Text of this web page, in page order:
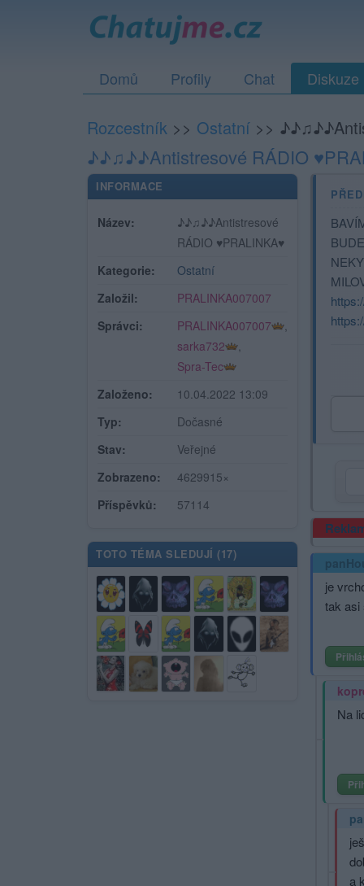
Domů Profily Chat Diskuze
Rozcestník >> Ostatní >>
♪♪♫♪♪Antistresové RÁDIO
INFORMACE
Název:
♪♪♫♪♪Antistresové
RÁDIO ♥PRALINKA♥
Kategorie:
Ostatní
Založil:
PRALINKA007007
Správci:
PRALINKA007007
,
sarka732
,
Spra-Tec
Založeno:
10.04.2022 13:09
Typ:
Dočasné
Stav:
Veřejné
Zobrazeno:
4629915×
Příspěvků:
57114
TOTO TÉMA SLEDUJÍ (17)
je
tak asi
Na
a